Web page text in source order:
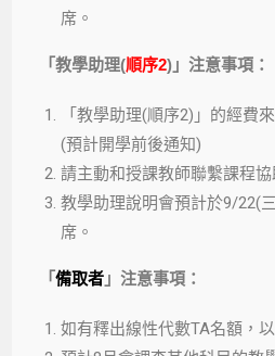
席。
「教學助理(順序2)」注意事項：
「教學助理(順序2)」的經費
(預計開學前後通知)
請主動和授課教師聯繫課程協
教學助理說明會預計於9/22(
席。
「備取者 」注意事項：
如有釋出線性代數TA名額，